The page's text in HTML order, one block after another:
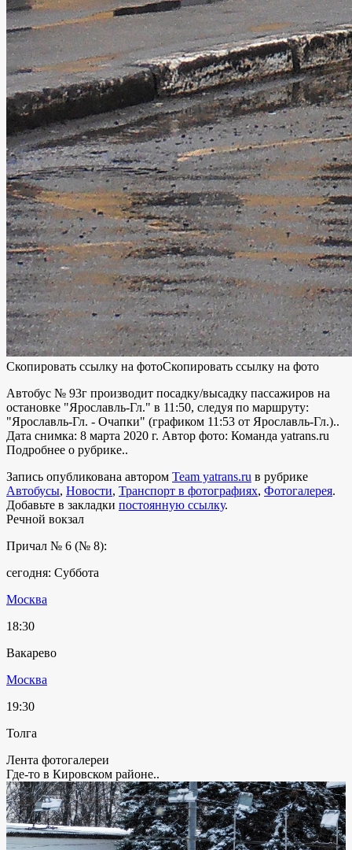
Скопировать ссылку на фотоСкопировать ссылку на фото
Автобус № 93г производит посадку/высадку пассажиров на
остановке "Ярославль-Гл." в 11:50, следуя по маршруту:
"Ярославль-Гл. - Очапки" (графиком 11:53 от Ярославль-Гл.)..
Дата снимка: 8 марта 2020 г. Автор фото: Команда yatrans.ru
Подробнее о рубрике..
Запись опубликована автором Team yatrans.ru в рубрике
Автобусы, Новости, Транспорт в фотографиях, Фотогалерея.
Добавьте в закладки постоянную ссылку.
Речной вокзал
Причал № 6 (№ 8):
сегодня: Суббота
Москва
18:30
Вакарево
Москва
19:30
Толга
Лента фотогалереи
Где-то в Кировском районе..